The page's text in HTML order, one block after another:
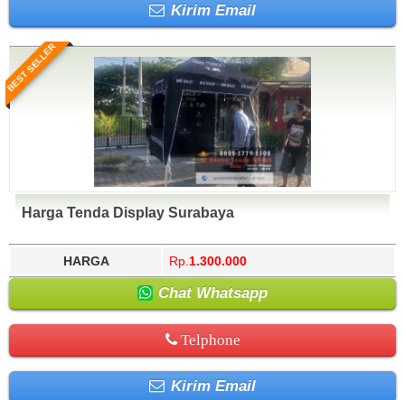
Kirim Email
BEST SELLER
Harga Tenda Display Surabaya
HARGA Rp. 1.300.000
Chat Whatsapp
Telphone
Kirim Email